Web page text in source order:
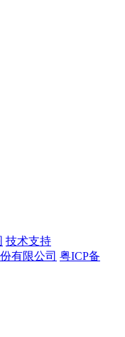
技术支持
有限公司 粤ICP备